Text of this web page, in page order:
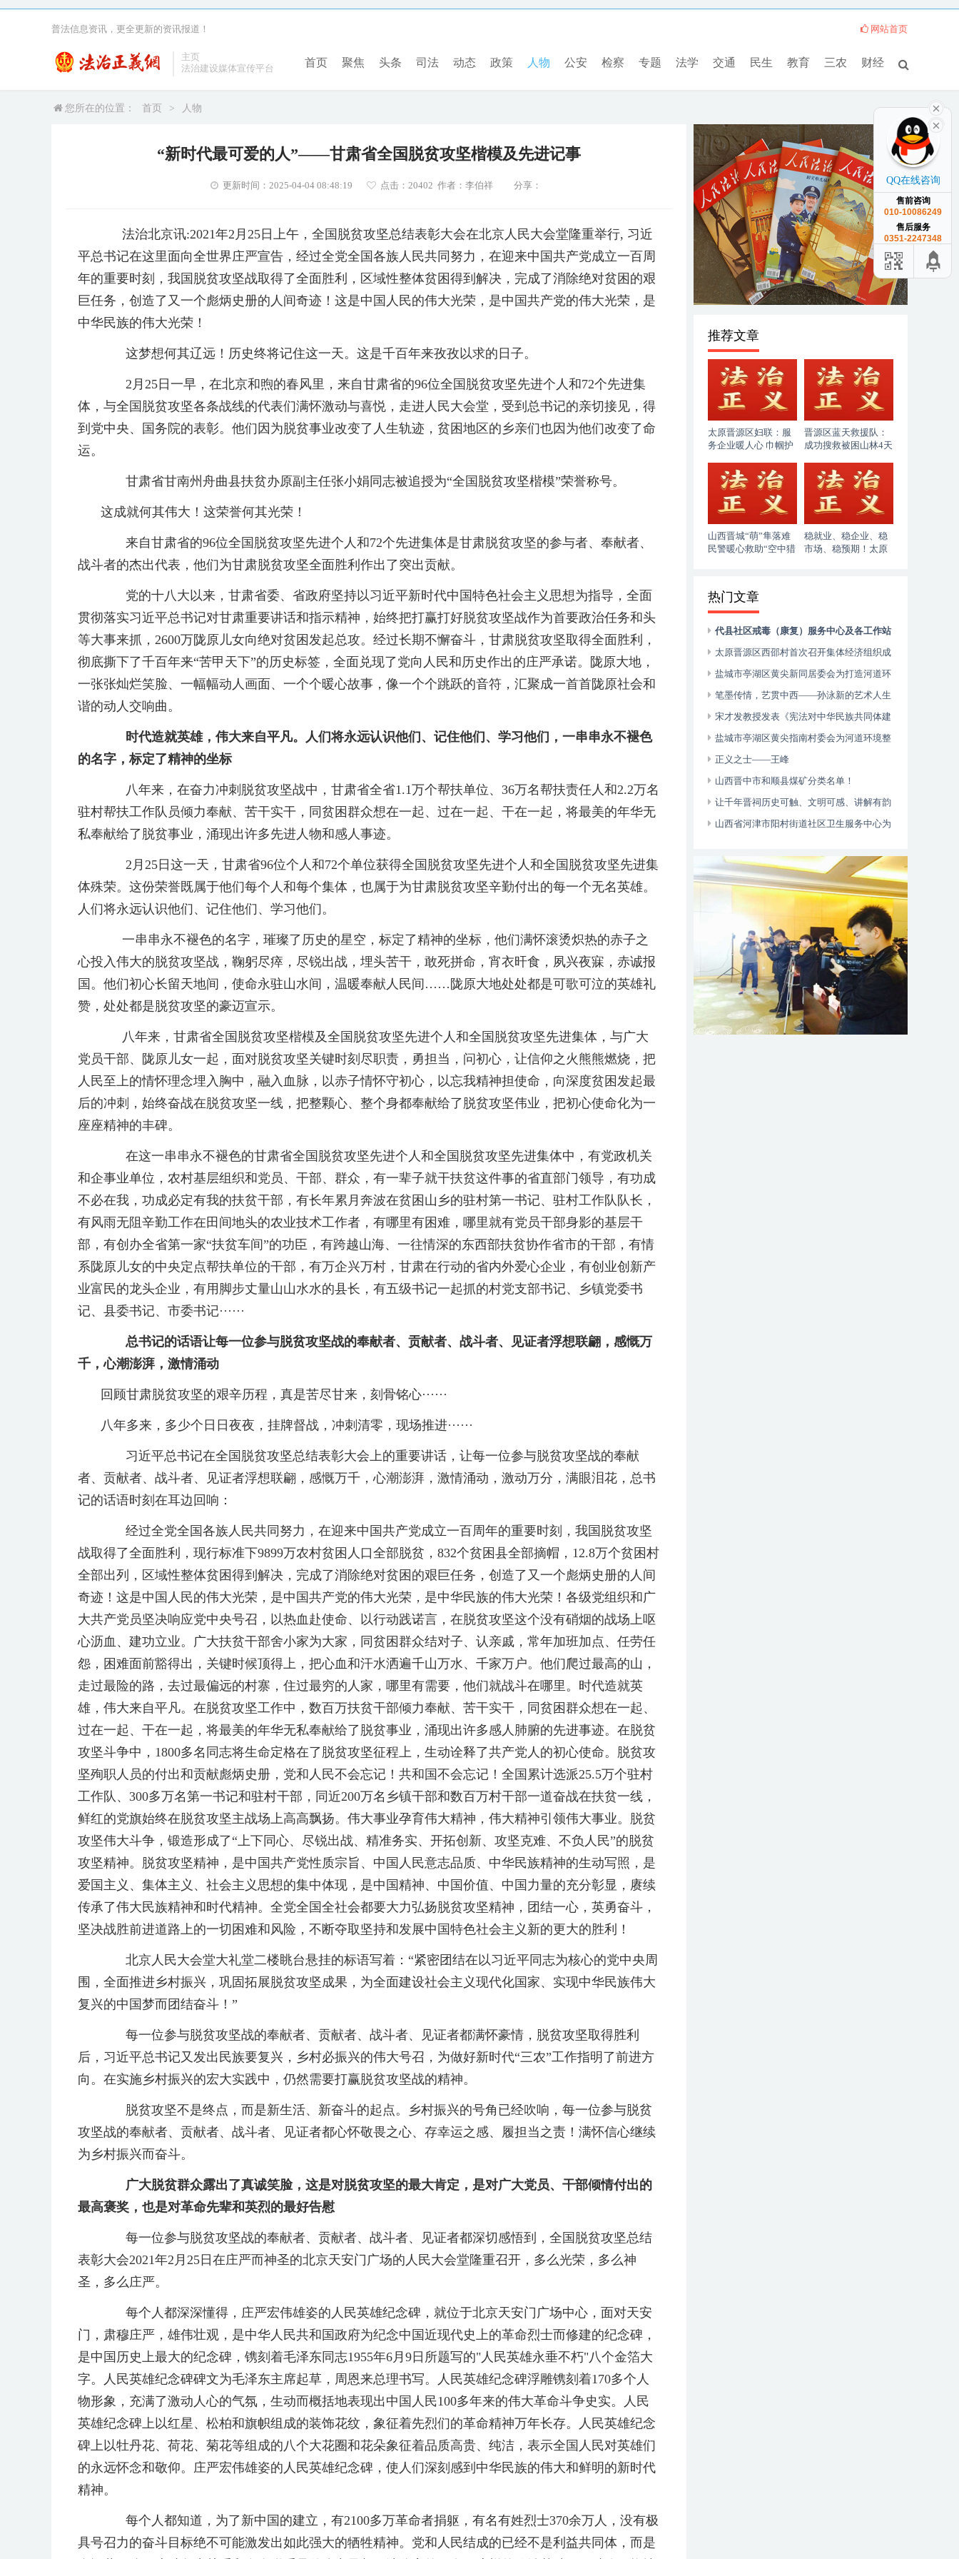
主页
法治建设媒体宣传平台
首页 聚焦 头条 司法 动态 政策 人物 公安 检察 专题 法学 交通 民生 教育 三农 财经
网站首页
普法信息资讯，更全更新的资讯报道！
您所在的位置： 首页 > 人物
“新时代最可爱的人”——甘肃省全国脱贫攻坚楷模及先进记事
更新时间：2025-04-04 08:48:19 点击： 20402 作者：李伯祥 分享：
法治北京讯:2021年2月25日上午，全国脱贫攻坚总结表彰大会在北京人民大会堂隆重举行, 习近
平总书记在这里面向全世界庄严宣告，经过全党全国各族人民共同努力，在迎来中国共产党成立一百周
年的重要时刻，我国脱贫攻坚战取得了全面胜利，区域性整体贫困得到解决，完成了消除绝对贫困的艰
巨任务，创造了又一个彪炳史册的人间奇迹！这是中国人民的伟大光荣，是中国共产党的伟大光荣，是
中华民族的伟大光荣！
这梦想何其辽远！历史终将记住这一天。这是千百年来孜孜以求的日子。
2月25日一早，在北京和煦的春风里，来自甘肃省的96位全国脱贫攻坚先进个人和72个先进集
体，与全国脱贫攻坚各条战线的代表们满怀激动与喜悦，走进人民大会堂，受到总书记的亲切接见，得
到党中央、国务院的表彰。他们因为脱贫事业改变了人生轨迹，贫困地区的乡亲们也因为他们改变了命
运。
甘肃省甘南州舟曲县扶贫办原副主任张小娟同志被追授为“全国脱贫攻坚楷模”荣誉称号。
这成就何其伟大！这荣誉何其光荣！
来自甘肃省的96位全国脱贫攻坚先进个人和72个先进集体是甘肃脱贫攻坚的参与者、奉献者、
战斗者的杰出代表，他们为甘肃脱贫攻坚全面胜利作出了突出贡献。
党的十八大以来，甘肃省委、省政府坚持以习近平新时代中国特色社会主义思想为指导，全面
贯彻落实习近平总书记对甘肃重要讲话和指示精神，始终把打赢打好脱贫攻坚战作为首要政治任务和头
等大事来抓，2600万陇原儿女向绝对贫困发起总攻。经过长期不懈奋斗，甘肃脱贫攻坚取得全面胜利，
彻底撕下了千百年来“苦甲天下”的历史标签，全面兑现了党向人民和历史作出的庄严承诺。陇原大地，
一张张灿烂笑脸、一幅幅动人画面、一个个暖心故事，像一个个跳跃的音符，汇聚成一首首陇原社会和
谐的动人交响曲。
时代造就英雄，伟大来自平凡。人们将永远认识他们、记住他们、学习他们，一串串永不褪色
的名字，标定了精神的坐标
八年来，在奋力冲刺脱贫攻坚战中，甘肃省全省1.1万个帮扶单位、36万名帮扶责任人和2.2万名
驻村帮扶工作队员倾力奉献、苦干实干，同贫困群众想在一起、过在一起、干在一起，将最美的年华无
私奉献给了脱贫事业，涌现出许多先进人物和感人事迹。
2月25日这一天，甘肃省96位个人和72个单位获得全国脱贫攻坚先进个人和全国脱贫攻坚先进集
体殊荣。这份荣誉既属于他们每个人和每个集体，也属于为甘肃脱贫攻坚辛勤付出的每一个无名英雄。
人们将永远认识他们、记住他们、学习他们。
一串串永不褪色的名字，璀璨了历史的星空，标定了精神的坐标，他们满怀滚烫炽热的赤子之
心投入伟大的脱贫攻坚战，鞠躬尽瘁，尽锐出战，埋头苦干，敢死拼命，宵衣旰食，夙兴夜寐，赤诚报
国。他们初心长留天地间，使命永驻山水间，温暖奉献人民间……陇原大地处处都是可歌可泣的英雄礼
赞，处处都是脱贫攻坚的豪迈宣示。
八年来，甘肃省全国脱贫攻坚楷模及全国脱贫攻坚先进个人和全国脱贫攻坚先进集体，与广大
党员干部、陇原儿女一起，面对脱贫攻坚关键时刻尽职责，勇担当，问初心，让信仰之火熊熊燃烧，把
人民至上的情怀理念埋入胸中，融入血脉，以赤子情怀守初心，以忘我精神担使命，向深度贫困发起最
后的冲刺，始终奋战在脱贫攻坚一线，把整颗心、整个身都奉献给了脱贫攻坚伟业，把初心使命化为一
座座精神的丰碑。
在这一串串永不褪色的甘肃省全国脱贫攻坚先进个人和全国脱贫攻坚先进集体中，有党政机关
和企事业单位，农村基层组织和党员、干部、群众，有一辈子就干扶贫这件事的省直部门领导，有功成
不必在我，功成必定有我的扶贫干部，有长年累月奔波在贫困山乡的驻村第一书记、驻村工作队队长，
有风雨无阻辛勤工作在田间地头的农业技术工作者，有哪里有困难，哪里就有党员干部身影的基层干
部，有创办全省第一家“扶贫车间”的功臣，有跨越山海、一往情深的东西部扶贫协作省市的干部，有情
系陇原儿女的中央定点帮扶单位的干部，有万企兴万村，甘肃在行动的省内外爱心企业，有创业创新产
业富民的龙头企业，有用脚步丈量山山水水的县长，有五级书记一起抓的村党支部书记、乡镇党委书
记、县委书记、市委书记······
总书记的话语让每一位参与脱贫攻坚战的奉献者、贡献者、战斗者、见证者浮想联翩，感慨万
千，心潮澎湃，激情涌动
回顾甘肃脱贫攻坚的艰辛历程，真是苦尽甘来，刻骨铭心······
八年多来，多少个日日夜夜，挂牌督战，冲刺清零，现场推进······
习近平总书记在全国脱贫攻坚总结表彰大会上的重要讲话，让每一位参与脱贫攻坚战的奉献
者、贡献者、战斗者、见证者浮想联翩，感慨万千，心潮澎湃，激情涌动，激动万分，满眼泪花，总书
记的话语时刻在耳边回响：
经过全党全国各族人民共同努力，在迎来中国共产党成立一百周年的重要时刻，我国脱贫攻坚
战取得了全面胜利，现行标准下9899万农村贫困人口全部脱贫，832个贫困县全部摘帽，12.8万个贫困村
全部出列，区域性整体贫困得到解决，完成了消除绝对贫困的艰巨任务，创造了又一个彪炳史册的人间
奇迹！这是中国人民的伟大光荣，是中国共产党的伟大光荣，是中华民族的伟大光荣！各级党组织和广
大共产党员坚决响应党中央号召，以热血赴使命、以行动践诺言，在脱贫攻坚这个没有硝烟的战场上呕
心沥血、建功立业。广大扶贫干部舍小家为大家，同贫困群众结对子、认亲戚，常年加班加点、任劳任
怨，困难面前豁得出，关键时候顶得上，把心血和汗水洒遍千山万水、千家万户。他们爬过最高的山，
走过最险的路，去过最偏远的村寨，住过最穷的人家，哪里有需要，他们就战斗在哪里。时代造就英
雄，伟大来自平凡。在脱贫攻坚工作中，数百万扶贫干部倾力奉献、苦干实干，同贫困群众想在一起、
过在一起、干在一起，将最美的年华无私奉献给了脱贫事业，涌现出许多感人肺腑的先进事迹。在脱贫
攻坚斗争中，1800多名同志将生命定格在了脱贫攻坚征程上，生动诠释了共产党人的初心使命。脱贫攻
坚殉职人员的付出和贡献彪炳史册，党和人民不会忘记！共和国不会忘记！全国累计选派25.5万个驻村
工作队、300多万名第一书记和驻村干部，同近200万名乡镇干部和数百万村干部一道奋战在扶贫一线，
鲜红的党旗始终在脱贫攻坚主战场上高高飘扬。伟大事业孕育伟大精神，伟大精神引领伟大事业。脱贫
攻坚伟大斗争，锻造形成了“上下同心、尽锐出战、精准务实、开拓创新、攻坚克难、不负人民”的脱贫
攻坚精神。脱贫攻坚精神，是中国共产党性质宗旨、中国人民意志品质、中华民族精神的生动写照，是
爱国主义、集体主义、社会主义思想的集中体现，是中国精神、中国价值、中国力量的充分彰显，赓续
传承了伟大民族精神和时代精神。全党全国全社会都要大力弘扬脱贫攻坚精神，团结一心，英勇奋斗，
坚决战胜前进道路上的一切困难和风险，不断夺取坚持和发展中国特色社会主义新的更大的胜利！
北京人民大会堂大礼堂二楼眺台悬挂的标语写着：“紧密团结在以习近平同志为核心的党中央周
围，全面推进乡村振兴，巩固拓展脱贫攻坚成果，为全面建设社会主义现代化国家、实现中华民族伟大
复兴的中国梦而团结奋斗！”
每一位参与脱贫攻坚战的奉献者、贡献者、战斗者、见证者都满怀豪情，脱贫攻坚取得胜利
后，习近平总书记又发出民族要复兴，乡村必振兴的伟大号召，为做好新时代“三农”工作指明了前进方
向。在实施乡村振兴的宏大实践中，仍然需要打赢脱贫攻坚战的精神。
脱贫攻坚不是终点，而是新生活、新奋斗的起点。乡村振兴的号角已经吹响，每一位参与脱贫
攻坚战的奉献者、贡献者、战斗者、见证者都心怀敬畏之心、存幸运之感、履担当之责！满怀信心继续
为乡村振兴而奋斗。
广大脱贫群众露出了真诚笑脸，这是对脱贫攻坚的最大肯定，是对广大党员、干部倾情付出的
最高褒奖，也是对革命先辈和英烈的最好告慰
每一位参与脱贫攻坚战的奉献者、贡献者、战斗者、见证者都深切感悟到，全国脱贫攻坚总结
表彰大会2021年2月25日在庄严而神圣的北京天安门广场的人民大会堂隆重召开，多么光荣，多么神
圣，多么庄严。
每个人都深深懂得，庄严宏伟雄姿的人民英雄纪念碑，就位于北京天安门广场中心，面对天安
门，肃穆庄严，雄伟壮观，是中华人民共和国政府为纪念中国近现代史上的革命烈士而修建的纪念碑，
是中国历史上最大的纪念碑，镌刻着毛泽东同志1955年6月9日所题写的"人民英雄永垂不朽"八个金箔大
字。人民英雄纪念碑碑文为毛泽东主席起草，周恩来总理书写。人民英雄纪念碑浮雕镌刻着170多个人
物形象，充满了激动人心的气氛，生动而概括地表现出中国人民100多年来的伟大革命斗争史实。人民
英雄纪念碑上以红星、松柏和旗帜组成的装饰花纹，象征着先烈们的革命精神万年长存。人民英雄纪念
碑上以牡丹花、荷花、菊花等组成的八个大花圈和花朵象征着品质高贵、纯洁，表示全国人民对英雄们
的永远怀念和敬仰。庄严宏伟雄姿的人民英雄纪念碑，使人们深刻感到中华民族的伟大和鲜明的新时代
精神。
每个人都知道，为了新中国的建立，有2100多万革命者捐躯，有名有姓烈士370余万人，没有极
具号召力的奋斗目标绝不可能激发出如此强大的牺牲精神。党和人民结成的已经不是利益共同体，而是
推荐文章
太原晋源区妇联：服
务企业暖人心 巾帼护
晋源区蓝天救援队：
成功搜救被困山林4天
山西晋城“萌”隼落难
民警暖心救助“空中猎
稳就业、稳企业、稳
市场、稳预期！太原
热门文章
代县社区戒毒（康复）服务中心及各工作站
多元帮扶显成效
太原晋源区西邵村首次召开集体经济组织成
员大会
盐城市亭湖区黄尖新同居委会为打造河道环
境整治和乡村治理起到了一定的引领作用
笔墨传情，艺贯中西——孙泳新的艺术人生
与卓越成就
宋才发教授发表《宪法对中华民族共同体建
设的价值论析》论文
盐城市亭湖区黄尖指南村委会为河道环境整
治营造了良好的氛围和乡村治理起到了一定的
引领作用
正义之士——王峰
山西晋中市和顺县煤矿分类名单！
让千年晋祠历史可触、文明可感、讲解有韵
山西省河津市阳村街道社区卫生服务中心为
QQ在线咨询
售前咨询
010-10086249
售后服务
0351-2247348